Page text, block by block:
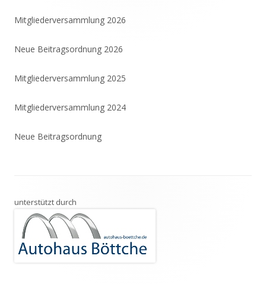
Mitgliederversammlung 2026
Neue Beitragsordnung 2026
Mitgliederversammlung 2025
Mitgliederversammlung 2024
Neue Beitragsordnung
Inhalt
unterstützt durch